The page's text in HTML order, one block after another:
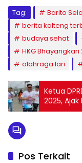
Tag: Barito
berita kalteng
budaya sehat
HKG Bhayangkari
olahraga lari
Ketua
2025,
Pos Terkait